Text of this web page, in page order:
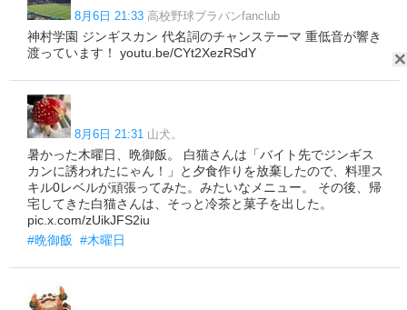
8月6日 21:33 高校野球ブラバンfanclub
神村学園 ジンギスカン 代名詞のチャンステーマ 重低音が響き
渡っています！ youtu.be/CYt2XezRSdY
8月6日 21:31 山犬。
暑かった木曜日、晩御飯。 白猫さんは「バイト先でジンギス
カンに誘われたにゃん！」と夕食作りを放棄したので、料理ス
キル0レベルが頑張ってみた。みたいなメニュー。 その後、帰
宅してきた白猫さんは、そっと冷茶と菓子を出した。
pic.x.com/zUikJFS2iu
#晩御飯 #木曜日